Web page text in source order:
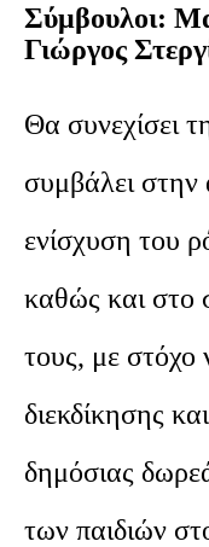
Σύμβουλοι:
Γιώργος
Θα συνεχίσει
συμβάλει στην
ενίσχυση του
καθώς και στο
τους, με στόχο
διεκδίκησης
δημόσιας
των παιδιών